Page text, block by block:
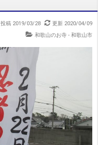
投稿 2019/03/28
更新 2020/04/09
和歌山のお寺 - 和歌山市